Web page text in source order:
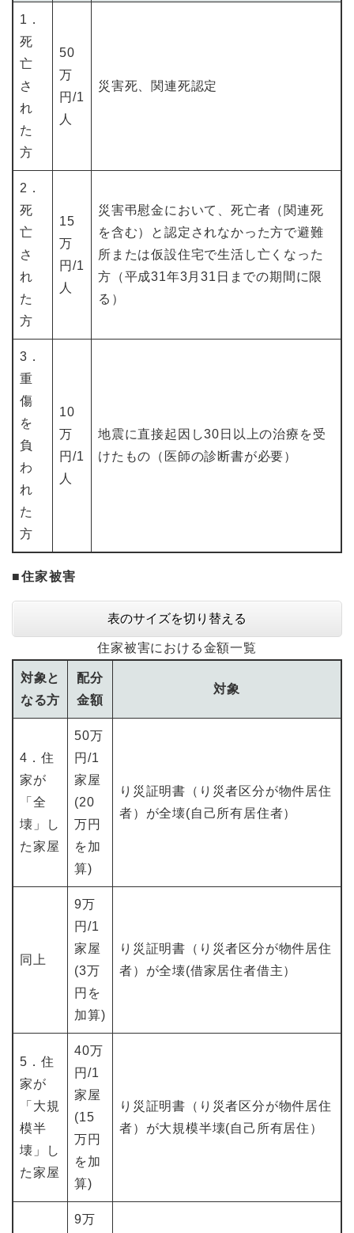
1．
死
亡
さ
れ
た
方
50
万
円/1
人
災害死、関連死認定
2．
死
亡
さ
れ
た
方
15
万
円/1
人
災害弔慰金において、死亡者（関連死
を含む）と認定されなかった方で避難
所または仮設住宅で生活し亡くなった
方（平成31年3月31日までの期間に限
る）
3．
重
傷
を
負
わ
れ
た
方
10
万
円/1
人
地震に直接起因し30日以上の治療を受
けたもの（医師の診断書が必要）
■住家被害
表のサイズを切り替える
住家被害における金額一覧
対象と
なる方
配分
金額
対象
4．住
家が
「全
壊」し
た家屋
50万
円/1
家屋
(20
万円
を加
算)
り災証明書（り災者区分が物件居住
者）が全壊(自己所有居住者）
同上
9万
円/1
家屋
(3万
円を
加算)
り災証明書（り災者区分が物件居住
者）が全壊(借家居住者借主）
5．住
家が
「大規
模半
壊」し
た家屋
40万
円/1
家屋
(15
万円
を加
算)
り災証明書（り災者区分が物件居住
者）が大規模半壊(自己所有居住）
9万